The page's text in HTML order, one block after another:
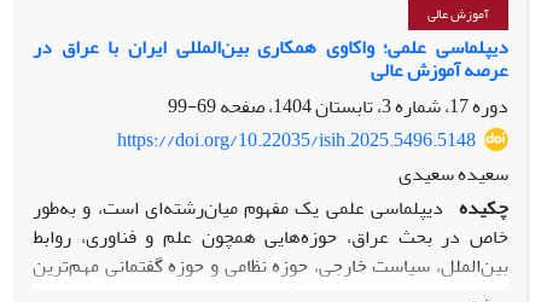
آموزش عالی
دیپلماسی علمی؛ واکاوی همکاری بین‌المللی ایران با عراق در
عرصه آموزش عالی
دوره 17، شماره 3، تابستان 1404، صفحه
69-99
https://doi.org/10.22035/isih.2025.5496.5148
سعیده سعیدی
چکیده دیپلماسی علمی یک مفهوم میان‌رشته‌ای است، و به‌طور
خاص در بحث عراق، حوزه‌هایی همچون علم و فناوری، روابط
بین‌الملل، سیاست خارجی، حوزه نظامی و حوزه گفتمانی مهم‌ترین